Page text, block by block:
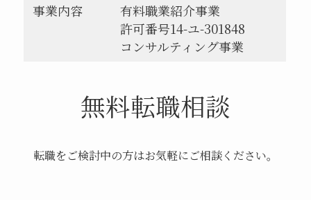
事業内容
有料職業紹介事業
許可番号14-ユ-301848
コンサルティング事業
無料転職相談
転職をご検討中の方はお気軽にご相談ください。